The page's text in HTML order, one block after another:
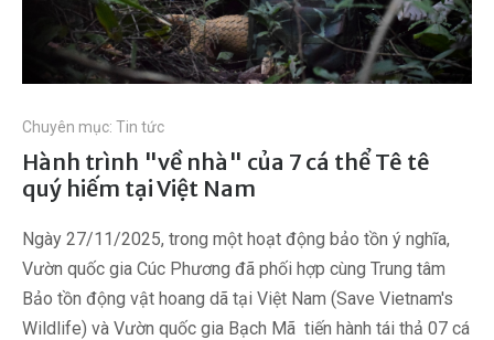
Chuyên mục: Tin tức
Hành trình "về nhà" của 7 cá thể Tê tê
quý hiếm tại Việt Nam
Ngày 27/11/2025, trong một hoạt động bảo tồn ý nghĩa,
Vườn quốc gia Cúc Phương đã phối hợp cùng Trung tâm
Bảo tồn động vật hoang dã tại Việt Nam (Save Vietnam's
Wildlife) và Vườn quốc gia Bạch Mã tiến hành tái thả 07 cá